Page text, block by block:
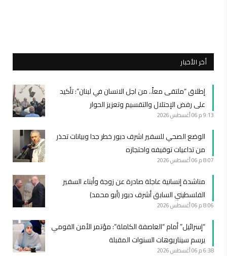
أخر الأخبار
إطلاق “ملتقى معاً.. من اجل الانسان في لبنان”: تأكيد
على رفض الإحتلال والتقسيم وتعزيز الحوار
9:13 م 06 أغسطس 2026
الوضع الصحي للسفير اشرف دبور خطر جدا وبيانات تحذر
من تداعيات توقيفه واحتجازه
8:07 م 06 أغسطس 2026
مناشدة إنسانية عاجلة صادرة عن زوجة وأبناء السفير
الفلسطيني السابق أشرف دبور (أبو محمد)
8:06 م 06 أغسطس 2026
“إسرائيل” أمام “العاصفة الكاملة”: مؤتمر الأمن القومي
يرسم سيناريوهات السنوات المقبلة
6:38 م 06 أغسطس 2026